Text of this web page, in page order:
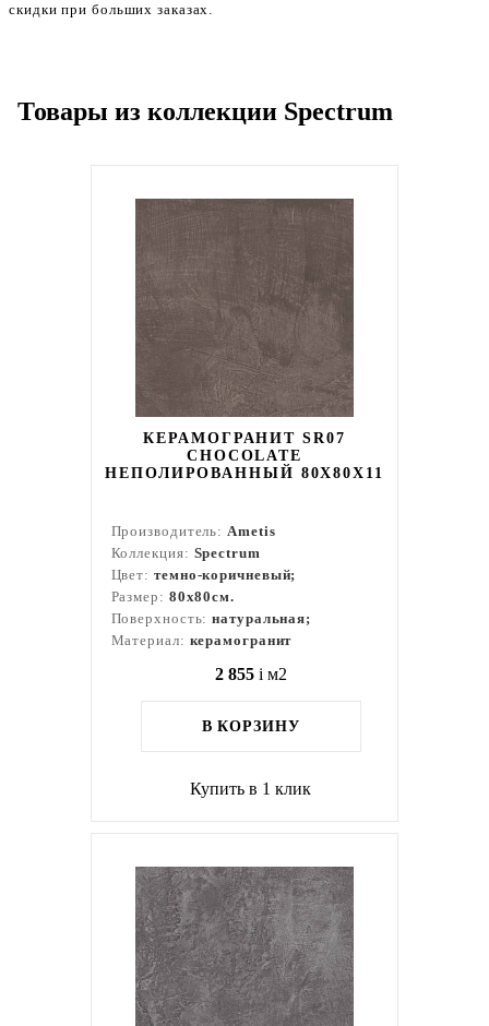
скидки при больших заказах.
Товары из коллекции Spectrum
КЕРАМОГРАНИТ SR07
CHOCOLATE
НЕПОЛИРОВАННЫЙ 80X80Х11
Производитель:Ametis
Коллекция: Spectrum
Цвет: темно-коричневый;
Размер: 80x80см.
Поверхность:натуральная;
Материал: керамогранит
2 855 i м2
В КОРЗИНУ
Купить в 1 клик